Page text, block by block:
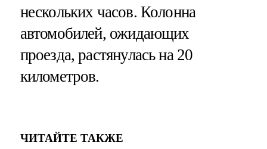
нескольких часов. Колонна
автомобилей, ожидающих
проезда, растянулась на 20
километров.
ЧИТАЙТЕ ТАКЖЕ